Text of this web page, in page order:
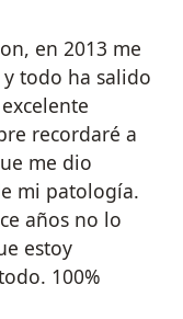
en 2013 me
todo ha salido
recordaré a
me dio
mi patología.
años no lo
estoy
100%